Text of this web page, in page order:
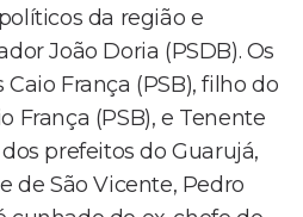
da região e
João Doria (PSDB). Os
França (PSB), filho do
França (PSB), e Tenente
prefeitos do Guarujá,
de São Vicente, Pedro